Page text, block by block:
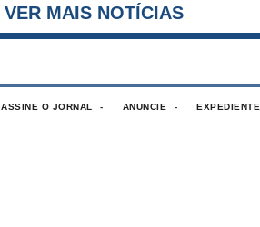
VER MAIS NOTÍCIAS
ASSINE O JORNAL ANUNCIE EXPEDIENTE